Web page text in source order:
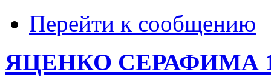
Перейти к сообщению
ЯЦЕНКО СЕРАФИМА